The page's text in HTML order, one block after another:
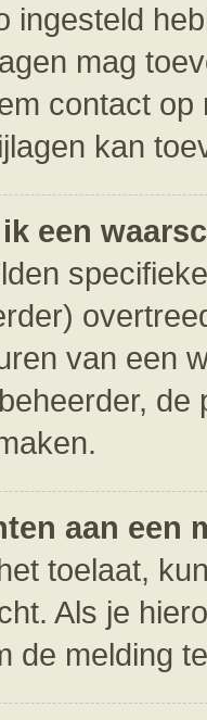
ingesteld
mag
contact
kan
een
van een
aan een
toelaat,
Als je
de melding